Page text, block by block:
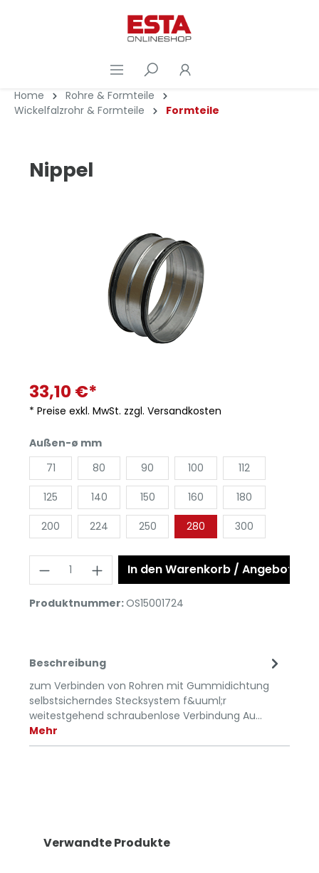
Home
Rohre & Formteile
Wickelfalzrohr & Formteile
Formteile
Nippel
33,10 €*
* Preise exkl. MwSt. zzgl. Versandkosten
Außen-ø mm
71
80 90 100 112
125 140 150 160 180
200 224 250 280 300
In den Warenkorb / Angebot
Produktnummer:OS15001724
Beschreibung
zum Verbinden von Rohren mit Gummidichtung
selbstsicherndes Stecksystem f&uuml;r
weitestgehend schraubenlose Verbindung Au…
Mehr
Verwandte Produkte